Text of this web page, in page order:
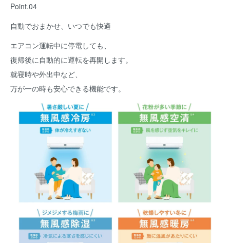
Point.04
自動でおまかせ、いつでも快適
エアコン運転中に停電しても、
復帰後に自動的に運転を再開します。
就寝時や外出中など、
万が一の時も安心できる機能です。